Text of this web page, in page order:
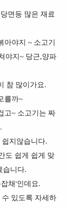
면등 많은 재료
야지 ~ 소고기
야지~ 당근,양파
참 많이가요.
를까~
고~ 소고기는 짜
지않습니다.
도 쉽게 쉽게 맞
습니다.
채'인데요.
있도록 자세하